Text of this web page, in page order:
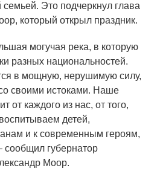
Это подчеркнул глава
который открыл праздник.
могучая река, в которую
разных национальностей.
в мощную, нерушимую силу,
своими истоками. Наше
от каждого из нас, от того,
детей,
и к современным героям,
губернатор
Моор.